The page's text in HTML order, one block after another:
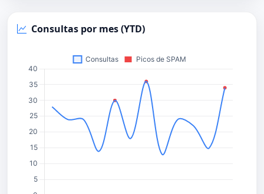
Consultas por mes (YTD)